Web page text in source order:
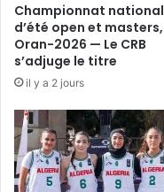
Championnat national
d’été open et masters,
Oran-2026 — Le CRB
s’adjuge le titre
il y a 2 jours